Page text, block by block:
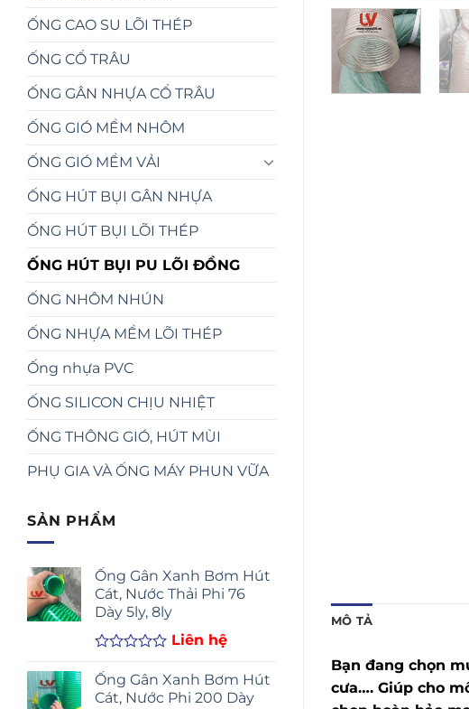
ỐNG CAO SU LÕI THÉP
ỐNG CỔ TRÂU
ỐNG GÂN NHỰA CỔ TRÂU
ỐNG GIÓ MỀM NHÔM
ỐNG GIÓ MỀM VẢI
ỐNG HÚT BỤI GÂN NHỰA
ỐNG HÚT BỤI LÕI THÉP
ỐNG HÚT BỤI PU LÕI ĐỒNG
ỐNG NHÔM NHÚN
ỐNG NHỰA MỀM LÕI THÉP
Ống nhựa PVC
ỐNG SILICON CHỊU NHIỆT
ỐNG THÔNG GIÓ, HÚT MÙI
PHỤ GIA VÀ ỐNG MÁY PHUN VỮA
SẢN PHẨM
Ống Gân Xanh Bơm Hút
Cát, Nước Thải Phi 76
Dày 5ly, 8ly
xếp
hạng
0
Liên hệ
Ống Gân Xanh Bơm Hút
Cát, Nước Phi 200 Dày
MÔ TẢ
Bạn đang chọn
cưa…. Giúp cho